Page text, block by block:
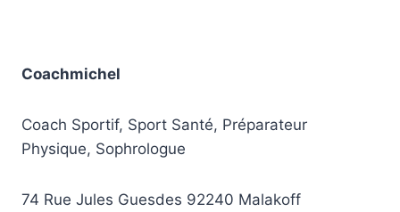
Coachmichel
Coach Sportif, Sport Santé, Préparateur
Physique, Sophrologue
74 Rue Jules Guesdes 92240 Malakoff